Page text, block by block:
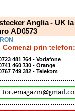
Anglia - UK la
AD0573
Comenzi prin telefon:
481 764 - Vodafone
460 730 - Orange
749 382 - Telekom